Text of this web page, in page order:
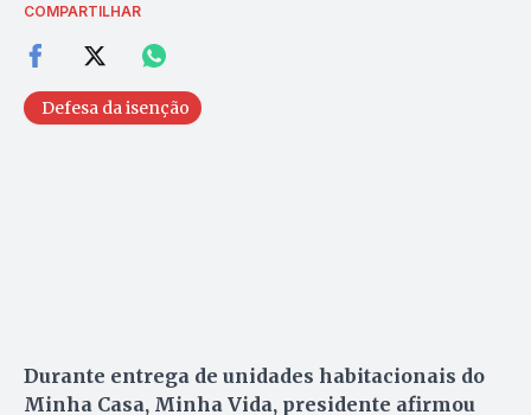
COMPARTILHAR
Defesa da isenção
Durante entrega de unidades habitacionais do
Minha Casa, Minha Vida, presidente afirmou